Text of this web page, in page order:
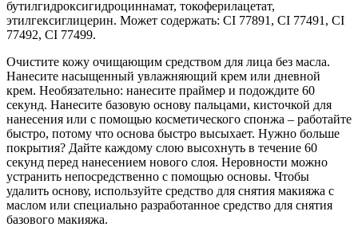
бутилгидроксигидроциннамат, токоферилацетат,
этилгексиглицерин. Может содержать: CI 77891, CI 77491, CI
77492, CI 77499.
Очистите кожу очищающим средством для лица без масла.
Нанесите насыщенный увлажняющий крем или дневной
крем. Необязательно: нанесите праймер и подождите 60
секунд. Нанесите базовую основу пальцами, кисточкой для
нанесения или с помощью косметического спонжа – работайте
быстро, потому что основа быстро высыхает. Нужно больше
покрытия? Дайте каждому слою высохнуть в течение 60
секунд перед нанесением нового слоя. Неровности можно
устранить непосредственно с помощью основы. Чтобы
удалить основу, используйте средство для снятия макияжа с
маслом или специально разработанное средство для снятия
базового макияжа.